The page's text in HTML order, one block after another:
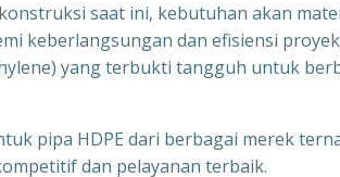
saat ini, kebutuhan akan
keberlangsungan dan efisiensi
yang terbukti tangguh untuk
pipa HDPE dari berbagai merek
dan pelayanan terbaik.